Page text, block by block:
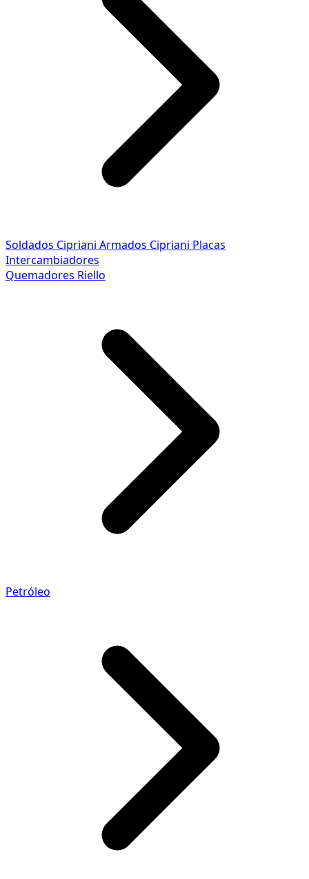
Soldados Cipriani Armados Cipriani Placas
Intercambiadores
Quemadores Riello
Petróleo